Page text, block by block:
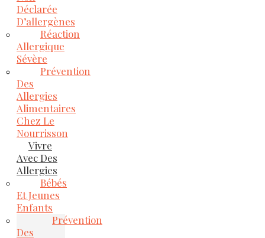
Déclarée
D’allergènes
Réaction
Allergique
Sévère
Prévention
Des
Allergies
Alimentaires
Chez Le
Nourrisson
Vivre
Avec Des
Allergies
Bébés
Et Jeunes
Enfants
Prévention
Des